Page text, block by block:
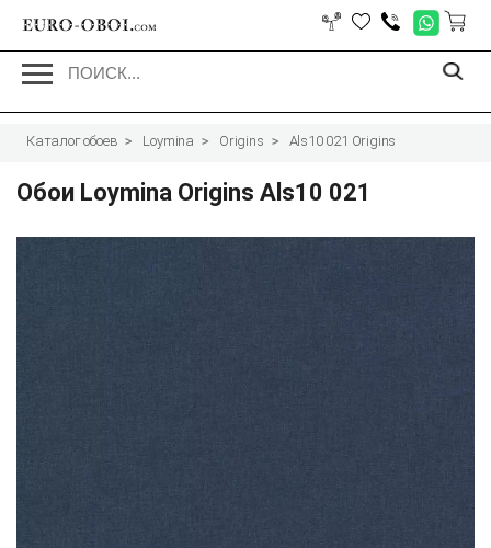
EURO-OBOI.com
Каталог обоев Loymina Origins Als10 021 Origins
Обои Loymina Origins Als10 021